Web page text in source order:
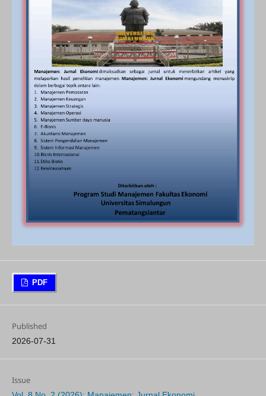
PDF
Published
2026-07-31
Issue